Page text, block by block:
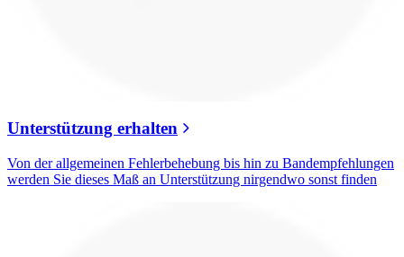
Unterstützung erhalten
Von der allgemeinen Fehlerbehebung bis hin zu Bandempfehlungen
werden Sie dieses Maß an Unterstützung nirgendwo sonst finden